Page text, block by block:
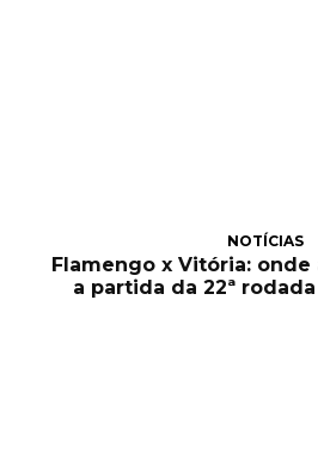
NOTÍCIAS
Flamengo x Vitória: onde
a partida da 22ª